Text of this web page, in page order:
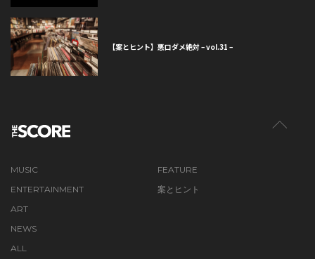
【案とヒント】悪口ダメ絶対 – vol.31 –
MUSIC
ENTERTAINMENT
ART
FEATURE
案とヒント
NEWS
ALL